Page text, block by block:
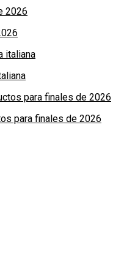
para finales de 2026